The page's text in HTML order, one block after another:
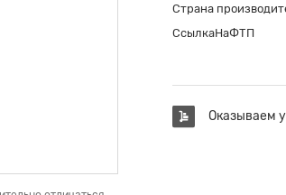
Страна
СсылкаНаФТП
Оказываем